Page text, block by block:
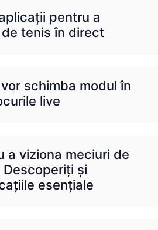
pentru a
tenis în direct
schimba modul în
live
a viziona meciuri de
și
esențiale